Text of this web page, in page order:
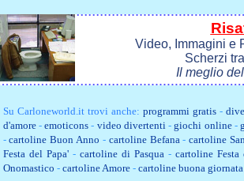
Video, Immagini e
Scherzi
Il meglio
Su Carloneworld.ittrovi anche: programmi gratis-
d'amore-emoticons - video divertenti-giochi online-
-cartoline Buon Anno - cartoline Befana-cartoline
Festa del Papa'- cartoline di Pasqua- cartoline Festa
Onomastico - cartoline Amore- cartoline buona giornata